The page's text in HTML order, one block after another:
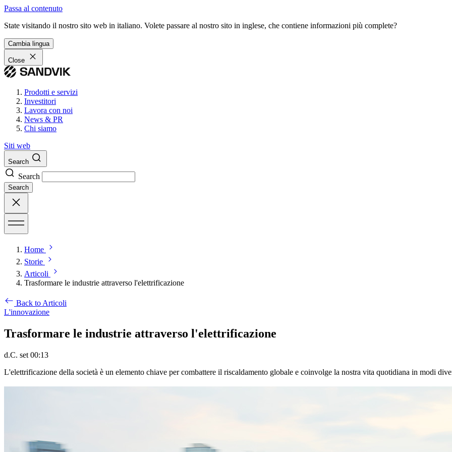
Passa al contenuto
State visitando il nostro sito web in italiano. Volete passare al nostro sito in inglese, che contiene informazioni più complete?
Cambia lingua
Close
Prodotti e servizi
Investitori
Lavora con noi
News & PR
Chi siamo
Siti web
Search
Search
Search
Home
Storie
Articoli
Trasformare le industrie attraverso l'elettrificazione
Back to Articoli
L'innovazione
Trasformare le industrie attraverso l'elettrificazione
d.C. set 00:13
L'elettrificazione della società è un elemento chiave per combattere il riscaldamento globale e coinvolge la nostra vita quotidiana in modi